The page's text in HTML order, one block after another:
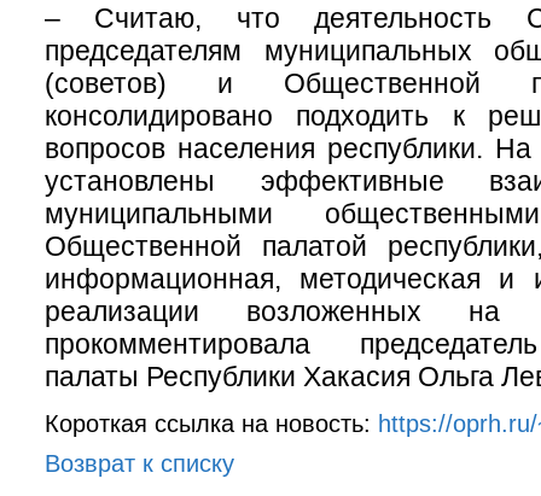
– Считаю, что деятельность
председателям муниципальных
(советов) и Общественной
консолидировано подходить к
вопросов населения республики.
установлены эффективные
муниципальными
Общественной палатой
информационная, методическая и
реализации возложенных
прокомментировала
палаты Республики Хакасия Ольга
Короткая ссылка на новость: https://
Возврат к списку